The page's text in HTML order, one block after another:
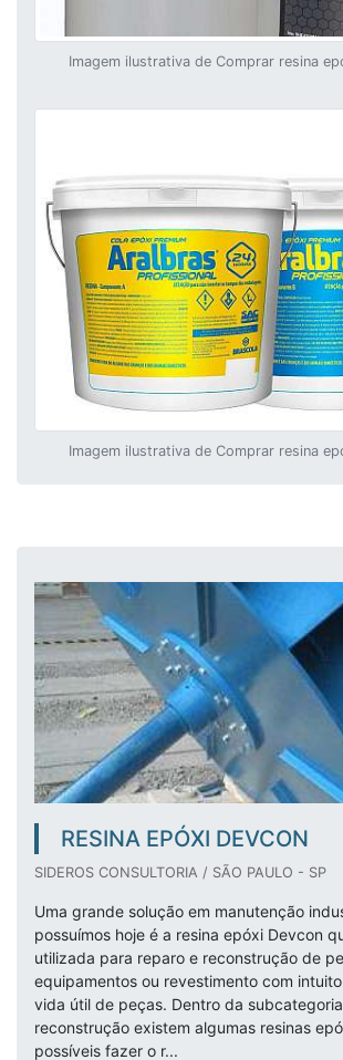
Imagem ilustrativa de Comprar resina
Imagem ilustrativa de Comprar resina
RESINA EPÓXI DEVCON
SIDEROS CONSULTORIA / SÃO PAULO - SP
Uma grande solução em manutenção
possuímos hoje é a resina epóxi Devcon
utilizada para reparo e reconstrução de
equipamentos ou revestimento com
vida útil de peças. Dentro da
reconstrução existem algumas resinas
possíveis fazer o r...